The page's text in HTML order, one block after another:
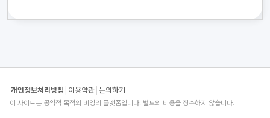
개인정보처리방침 | 이용약관|문의하기
이 사이트는 공익적 목적의 비영리 플랫폼입니다. 별도의 비용을 징수하지 않습니다.